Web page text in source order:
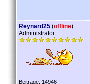
Reynard25 (offline)
Administrator
Beiträge: 14946